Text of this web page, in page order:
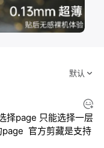
择page 只能选择一层
官方剪藏是支持